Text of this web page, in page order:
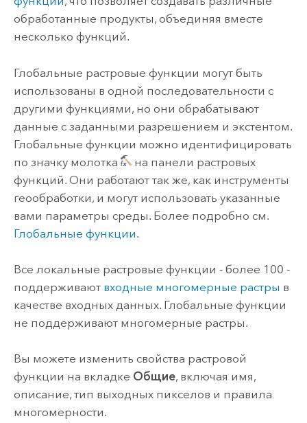
обработанные продукты, объединяя вместе
несколько функций.
Глобальные растровые функции могут быть
использованы в одной последовательности с
другими функциями, но они обрабатывают
данные с заданными разрешением и экстентом.
Глобальные функции можно идентифицировать
по значку молотка
на панели растровых
функций. Они работают так же, как инструменты
геообработки, и могут использовать указанные
вами параметры среды. Более подробно см.
Глобальные функции.
Все локальные растровые функции - более 100 -
поддерживают входные многомерные растры в
качестве входных данных. Глобальные функции
не поддерживают многомерные растры.
Вы можете изменить свойства растровой
функции на вкладке Общие, включая имя,
описание, тип выходных пикселов и правила
многомерности.